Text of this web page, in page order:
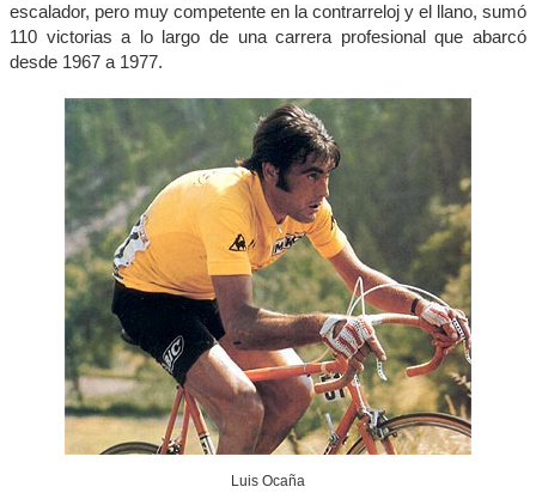
escalador, pero muy competente en la contrarreloj y el llano, sumó
110 victorias a lo largo de una carrera profesional que abarcó
desde 1967 a 1977.
Luis Ocaña